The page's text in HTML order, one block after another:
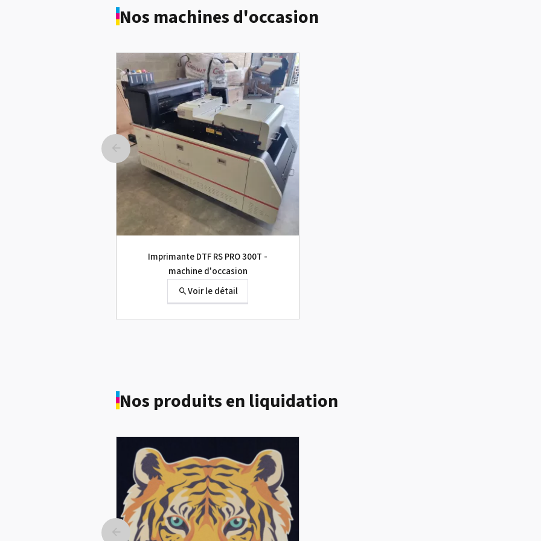
Nos machines d'occasion
Imprimante DTF RS PRO 300T -
machine d'occasion
Voir le détail
Roland SG-300 occasion
Nos produits en liquidation